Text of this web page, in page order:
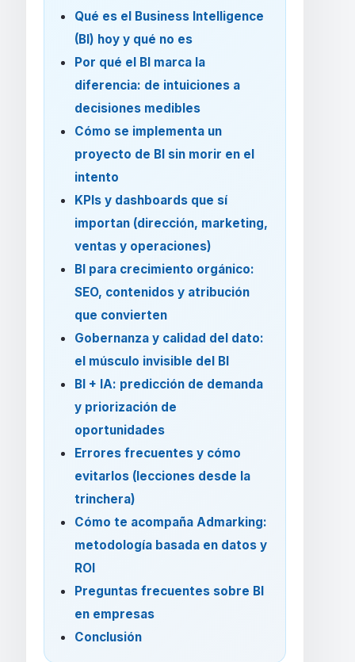
Qué es el Business Intelligence
(BI) hoy y qué no es
Por qué el BI marca la
diferencia: de intuiciones a
decisiones medibles
Cómo se implementa un
proyecto de BI sin morir en el
intento
KPIs y dashboards que sí
importan (dirección, marketing,
ventas y operaciones)
BI para crecimiento orgánico:
SEO, contenidos y atribución
que convierten
Gobernanza y calidad del dato:
el músculo invisible del BI
BI + IA: predicción de demanda
y priorización de
oportunidades
Errores frecuentes y cómo
evitarlos (lecciones desde la
trinchera)
Cómo te acompaña Admarking:
metodología basada en datos y
ROI
Preguntas frecuentes sobre BI
en empresas
Conclusión